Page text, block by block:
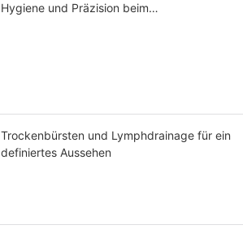
Hygiene und Präzision beim
Trockenbürsten und Lymphdrainage für ein
definiertes Aussehen